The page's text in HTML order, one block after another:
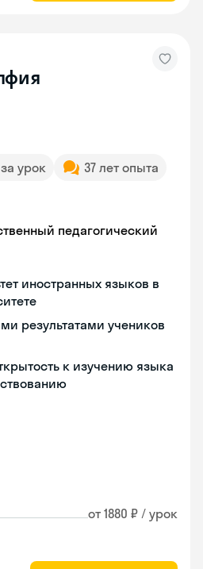
урок
37 лет опыта
педагогический
иностранных языков в
результатами учеников
к изучению языка
от 1880 ₽ / урок